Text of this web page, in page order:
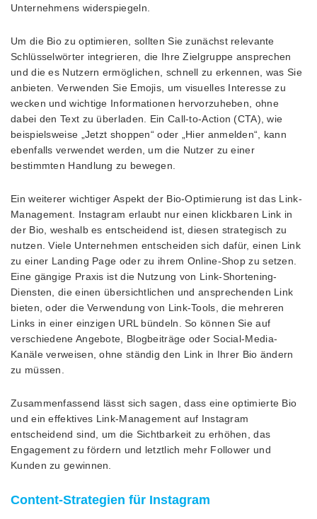
Unternehmens widerspiegeln.
Um die Bio zu optimieren, sollten Sie zunächst relevante
Schlüsselwörter integrieren, die Ihre Zielgruppe ansprechen
und die es Nutzern ermöglichen, schnell zu erkennen, was Sie
anbieten. Verwenden Sie Emojis, um visuelles Interesse zu
wecken und wichtige Informationen hervorzuheben, ohne
dabei den Text zu überladen. Ein Call-to-Action (CTA), wie
beispielsweise „Jetzt shoppen“ oder „Hier anmelden“, kann
ebenfalls verwendet werden, um die Nutzer zu einer
bestimmten Handlung zu bewegen.
Ein weiterer wichtiger Aspekt der Bio-Optimierung ist das Link-
Management. Instagram erlaubt nur einen klickbaren Link in
der Bio, weshalb es entscheidend ist, diesen strategisch zu
nutzen. Viele Unternehmen entscheiden sich dafür, einen Link
zu einer Landing Page oder zu ihrem Online-Shop zu setzen.
Eine gängige Praxis ist die Nutzung von Link-Shortening-
Diensten, die einen übersichtlichen und ansprechenden Link
bieten, oder die Verwendung von Link-Tools, die mehreren
Links in einer einzigen URL bündeln. So können Sie auf
verschiedene Angebote, Blogbeiträge oder Social-Media-
Kanäle verweisen, ohne ständig den Link in Ihrer Bio ändern
zu müssen.
Zusammenfassend lässt sich sagen, dass eine optimierte Bio
und ein effektives Link-Management auf Instagram
entscheidend sind, um die Sichtbarkeit zu erhöhen, das
Engagement zu fördern und letztlich mehr Follower und
Kunden zu gewinnen.
Content-Strategien für Instagram